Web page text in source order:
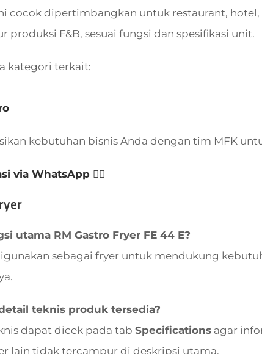
cocok dipertimbangkan untuk restaurant,
produksi F&B, sesuai fungsi dan spesifikasi unit.
kategori terkait:
kebutuhan bisnis Anda dengan tim MFK
via WhatsApp 👈🏻
utama RM Gastro Fryer FE 44 E?
sebagai fryer untuk mendukung
teknis produk tersedia?
dapat dicek pada tab Specifications agar
lain tidak tercampur di deskripsi utama.